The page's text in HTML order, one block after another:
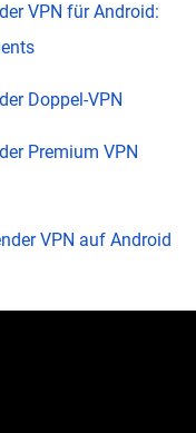
VPN für Android:
Doppel-VPN
Premium VPN
VPN auf Android